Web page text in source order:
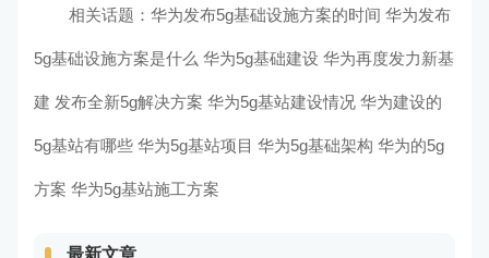
相关话题： 华为发布5g基础设施方案的时间 华为发布
5g基础设施方案是什么 华为5g基础建设 华为再度发力新基
建 发布全新5g解决方案 华为5g基站建设情况 华为建设的
5g基站有哪些 华为5g基站项目 华为5g基础架构 华为的5g
方案 华为5g基站施工方案
最新文章